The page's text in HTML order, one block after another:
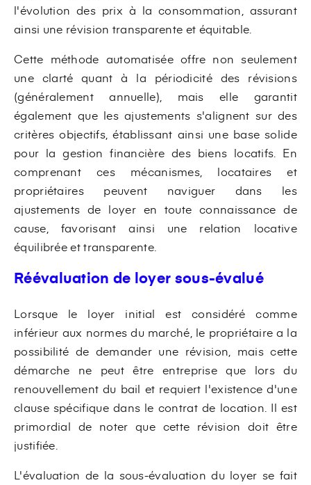
l'évolution des prix à la consommation, assurant
ainsi une révision transparente et équitable.
Cette méthode automatisée offre non seulement
une clarté quant à la périodicité des révisions
(généralement annuelle), mais elle garantit
également que les ajustements s'alignent sur des
critères objectifs, établissant ainsi une base solide
pour la gestion financière des biens locatifs. En
comprenant ces mécanismes, locataires et
propriétaires peuvent naviguer dans les
ajustements de loyer en toute connaissance de
cause, favorisant ainsi une relation locative
équilibrée et transparente.
Réévaluation de loyer sous-évalué
Lorsque le loyer initial est considéré comme
inférieur aux normes du marché, le propriétaire a la
possibilité de demander une révision, mais cette
démarche ne peut être entreprise que lors du
renouvellement du bail et requiert l'existence d'une
clause spécifique dans le contrat de location. Il est
primordial de noter que cette révision doit être
justifiée.
L'évaluation de la sous-évaluation du loyer se fait